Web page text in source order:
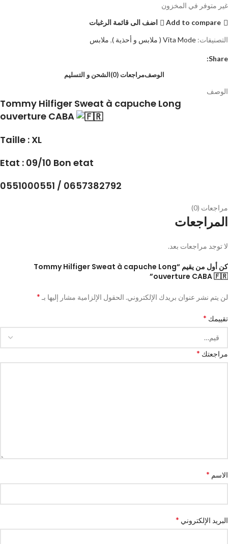
غير متوفر في المخزون
Add to compare
اضف الى قائمة الرغبات
التصنيفات: Vita Mode ( ملابس و أحذية ) , ملابس
Share:
الوصفمراجعات (0) الشحن و التسليم
الوصف
Tommy Hilfiger Sweat à capuche Long
ouverture CABA
Taille : XL
Etat : 09/10 Bon etat
0551000551 / 0657382792
مراجعات (0)
المراجعات
لا توجد مراجعات بعد.
كن أول من يقيم “Tommy Hilfiger Sweat à capuche Long
ouverture CABA 🇫🇷”
لن يتم نشر عنوان بريدك الإلكتروني. الحقول الإلزامية مشار إليها بـ *
تقييمك *
مراجعتك *
الاسم *
البريد الإلكتروني *